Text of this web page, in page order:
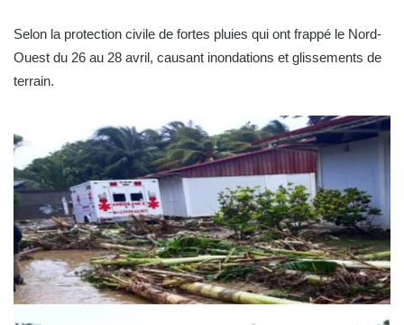
Selon la protection civile de fortes pluies qui ont frappé le Nord-
Ouest du 26 au 28 avril, causant inondations et glissements de
terrain.